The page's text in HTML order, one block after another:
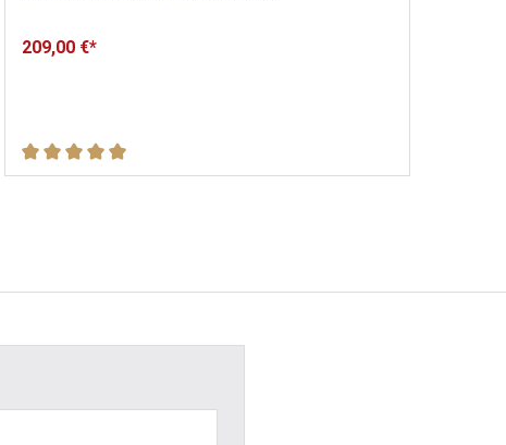
209,00 €*
Durchschnittliche Bewertung von 5 von 5 Sternen